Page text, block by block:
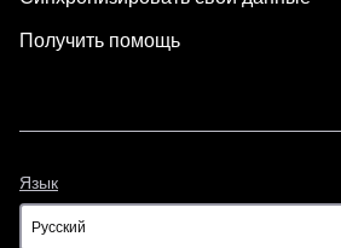
Получить помощь
Язык